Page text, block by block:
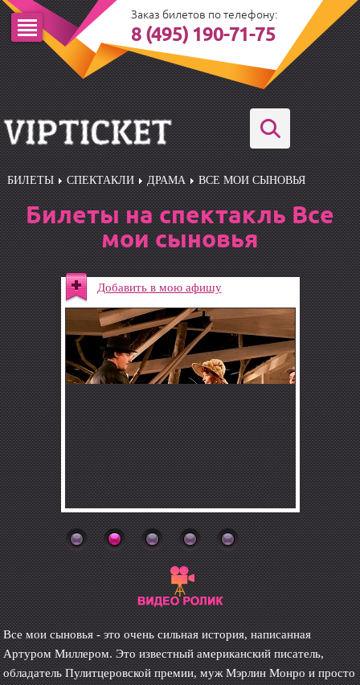
Заказ билетов по телефону:
8 (495) 190-71-75
БИЛЕТЫ СПЕКТАКЛИ ДРАМА ВСЕ МОИ СЫНОВЬЯ
Билеты на спектакль Все
мои сыновья
Добавить в мою афишу
Все мои сыновья - это очень сильная история, написанная
Артуром Миллером. Это известный американский писатель,
обладатель Пулитцеровской премии, муж Мэрлин Монро и просто